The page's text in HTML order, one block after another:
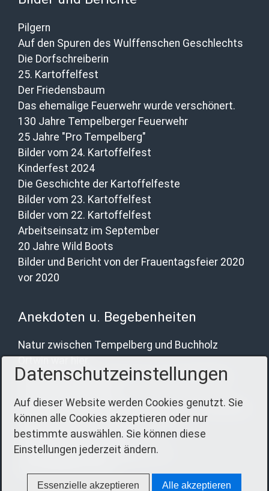
Pilgern
Auf den Spuren des Wulffenschen Geschlechts
Die Dorfschreiberin
25. Kartoffelfest
Der Friedensbaum
Das ehemalige Feuerwehr wurde verschönert.
130 Jahre Tempelberger Feuerwehr
25 Jahre "Pro Tempelberg"
Bilder vom 24. Kartoffelfest
Kinderfest 2024
Die Geschichte der Kartoffelfeste
Bilder vom 23. Kartoffelfest
Bilder vom 22. Kartoffelfest
Arbeitseinsatz im September
20 Jahre Wild Boots
Bilder und Bericht von der Frauentagsfeier 2020
vor 2020
Anekdoten u. Begebenheiten
Natur zwischen Tempelberg und Buchholz
Katharina schreibt über das 19. Kartoffelfest
Rotgestreifte Gelbe Schafsnasen in Tempelberg
Eindrücke vom Kartoffelfest 2012
Heiligabend in der Kirche
Lieblingsspeise des Jahres 2011
Datenschutzeinstellungen
Auf dieser Website werden Cookies genutzt. Sie
können alle Cookies akzeptieren oder nur
bestimmte auswählen. Sie können diese
Einstellungen jederzeit ändern.
Essenzielle akzeptieren Alle akzeptieren